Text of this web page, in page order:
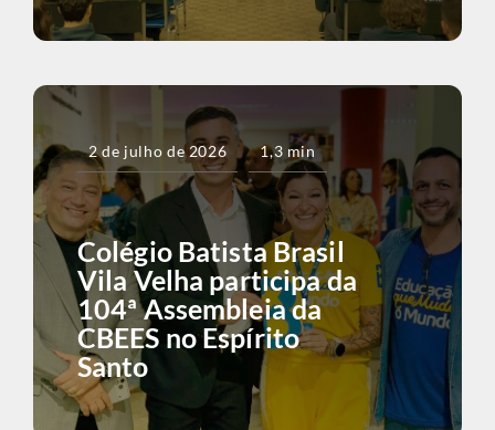
2 de julho de 2026 1,3 min
Colégio Batista Brasil
Vila Velha participa da
104ª Assembleia da
CBEES no Espírito
Santo